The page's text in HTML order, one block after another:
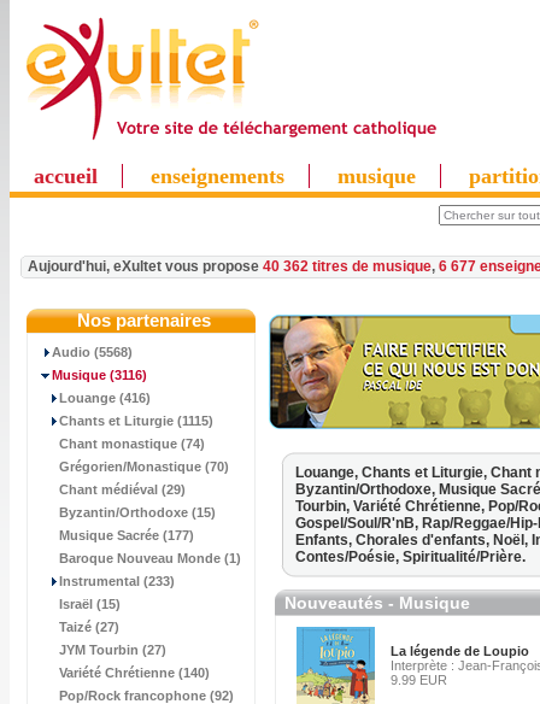
accueil enseignements musique
Aujourd'hui, eXultet vous propose 40 362 titres de musique, 6 677
Nos partenaires
Audio (5568)
Musique (3116)
Louange (416)
Chants et Liturgie (1115)
Chant monastique (74)
Grégorien/Monastique (70)
Chant médiéval (29)
Byzantin/Orthodoxe (15)
Musique Sacrée (177)
Baroque Nouveau Monde (1)
Instrumental (233)
Israël (15)
Taizé (27)
JYM Tourbin (27)
Variété Chrétienne (140)
Pop/Rock francophone (92)
Louange, Chants et Liturgie, Chant
Byzantin/Orthodoxe, Musique
Tourbin, Variété Chrétienne, Pop/
Gospel/Soul/R'nB, Rap/Reggae/
Enfants, Chorales d'enfants, Noël,
Contes/Poésie, Spiritualité/Prière.
Nouveautés - Musique
La légende de Loupio
Interprète : Jean-
9.99 EUR